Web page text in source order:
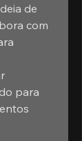
de
com
para